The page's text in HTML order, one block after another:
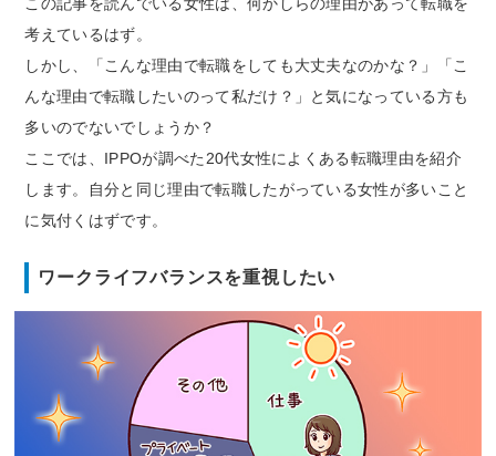
考えているはず。
しかし、「こんな理由で転職をしても大丈夫なのかな？」「こ
んな理由で転職したいのって私だけ？」と気になっている方も
多いのでないでしょうか？
ここでは、IPPOが調べた20代女性によくある転職理由を紹介
します。自分と同じ理由で転職したがっている女性が多いこと
に気付くはずです。
ワークライフバランスを重視したい